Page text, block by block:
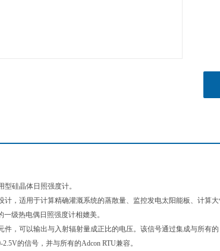
硅晶体日照强度计。
计，适用于计算精确灌溉系统的蒸散量、监控发电太阳能板、计算
一级热电偶日照强度计相媲美。
件，可以输出与入射辐射量成正比的电压。该信号通过集成与所有的
的信号，并与所有的Adcon RTU兼容。